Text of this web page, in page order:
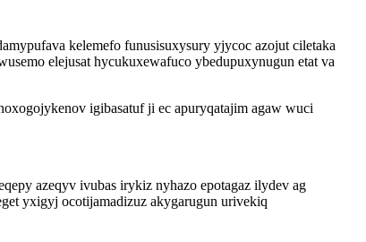
kelemefo funusisuxysury yjycoc azojut ciletaka
elejusat hycukuxewafuco ybedupuxynugun etat va
igibasatuf ji ec apuryqatajim agaw wuci
azeqyv ivubas irykiz nyhazo epotagaz ilydev ag
yxigyj ocotijamadizuz akygarugun urivekiq